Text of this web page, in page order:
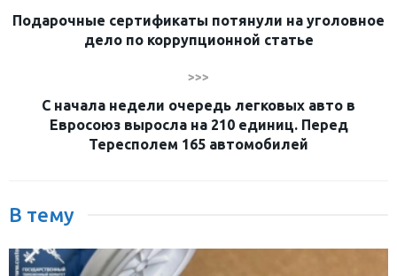
Подарочные сертификаты потянули на уголовное
дело по коррупционной статье
>>>
С начала недели очередь легковых авто в
Евросоюз выросла на 210 единиц. Перед
Тересполем 165 автомобилей
В тему